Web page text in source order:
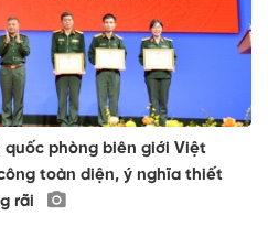
quốc phòng biên giới Việt
toàn diện, ý nghĩa thiết
rãi